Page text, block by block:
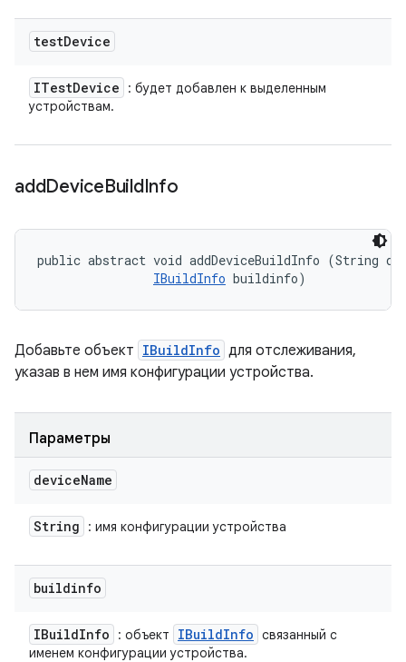
testDevice
ITestDevice
: будет добавлен к выделенным
устройствам.
addDeviceBuildInfo
public abstract void addDeviceBuildInfo (String
IBuildInfo buildinfo)
Добавьте объект IBuildInfo для отслеживания,
указав в нем имя конфигурации устройства.
Параметры
deviceName
String : имя конфигурации устройства
buildinfo
IBuildInfo : объект IBuildInfo связанный с
именем конфигурации устройства.